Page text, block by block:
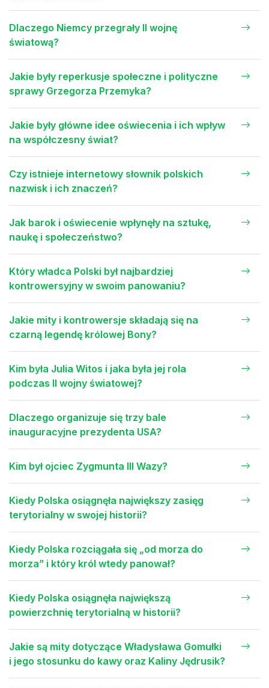
Dlaczego Niemcy przegrały II wojnę
światową?
Jakie były reperkusje społeczne i polityczne
sprawy Grzegorza Przemyka?
Jakie były główne idee oświecenia i ich wpływ
na współczesny świat?
Czy istnieje internetowy słownik polskich
nazwisk i ich znaczeń?
Jak barok i oświecenie wpłynęły na sztukę,
naukę i społeczeństwo?
Który władca Polski był najbardziej
kontrowersyjny w swoim panowaniu?
Jakie mity i kontrowersje składają się na
czarną legendę królowej Bony?
Kim była Julia Witos i jaka była jej rola
podczas II wojny światowej?
Dlaczego organizuje się trzy bale
inauguracyjne prezydenta USA?
Kim był ojciec Zygmunta III Wazy?
Kiedy Polska osiągnęła największy zasięg
terytorialny w swojej historii?
Kiedy Polska rozciągała się „od morza do
morza” i który król wtedy panował?
Kiedy Polska osiągnęła największą
powierzchnię terytorialną w historii?
Jakie są mity dotyczące Władysława Gomułki
i jego stosunku do kawy oraz Kaliny Jędrusik?